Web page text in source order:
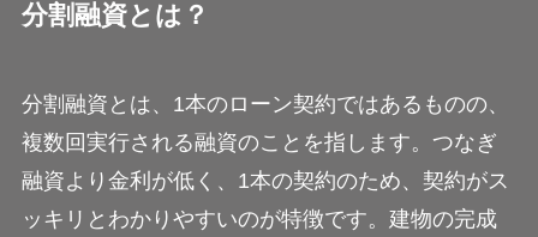
分割融資とは？
分割融資とは、1本のローン契約ではあるものの、
複数回実行される融資のことを指します。つなぎ
融資より金利が低く、1本の契約のため、契約がス
ッキリとわかりやすいのが特徴です。建物の完成